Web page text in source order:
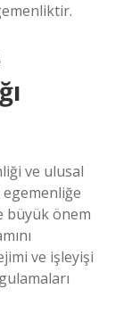
ve ulusal
büyük önem
ve işleyişi